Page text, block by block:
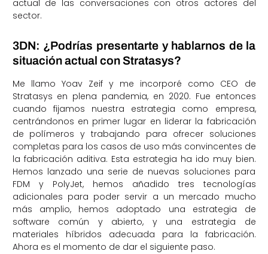
actual de las conversaciones con otros actores del
sector.
3DN: ¿Podrías presentarte y hablarnos de la
situación actual con Stratasys?
Me llamo Yoav Zeif y me incorporé como CEO de
Stratasys en plena pandemia, en 2020. Fue entonces
cuando fijamos nuestra estrategia como empresa,
centrándonos en primer lugar en liderar la fabricación
de polímeros y trabajando para ofrecer soluciones
completas para los casos de uso más convincentes de
la fabricación aditiva. Esta estrategia ha ido muy bien.
Hemos lanzado una serie de nuevas soluciones para
FDM y PolyJet, hemos añadido tres tecnologías
adicionales para poder servir a un mercado mucho
más amplio, hemos adoptado una estrategia de
software común y abierto, y una estrategia de
materiales híbridos adecuada para la fabricación.
Ahora es el momento de dar el siguiente paso.